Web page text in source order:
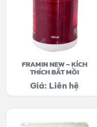
FRAMIN NEW – KÍCH
THÍCH BẮT MỒI
Giá: Liên hệ